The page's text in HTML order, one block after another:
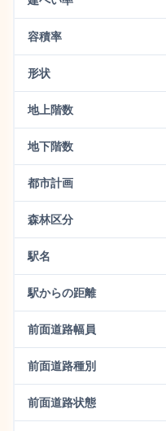
容積率
形状
地上階数
地下階数
都市計画
森林区分
駅名
駅からの距離
前面道路幅員
前面道路種別
前面道路状態